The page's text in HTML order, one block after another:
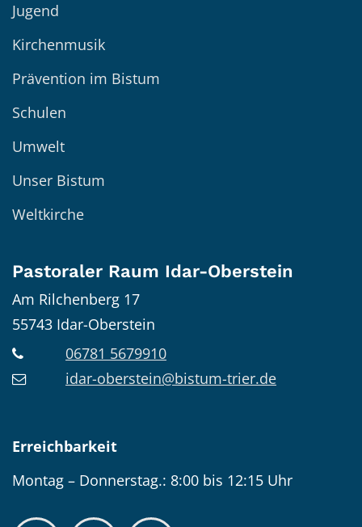
Jugend
Kirchenmusik
Prävention im Bistum
Schulen
Umwelt
Unser Bistum
Weltkirche
Pastoraler Raum Idar-Oberstein
Am Rilchenberg 17
55743 Idar-Oberstein
06781 5679910
idar-oberstein@bistum-trier.de
Erreichbarkeit
Montag – Donnerstag.: 8:00 bis 12:15 Uhr